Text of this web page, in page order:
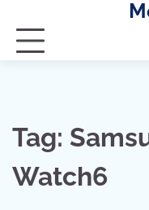
content
Tag:
Watch6